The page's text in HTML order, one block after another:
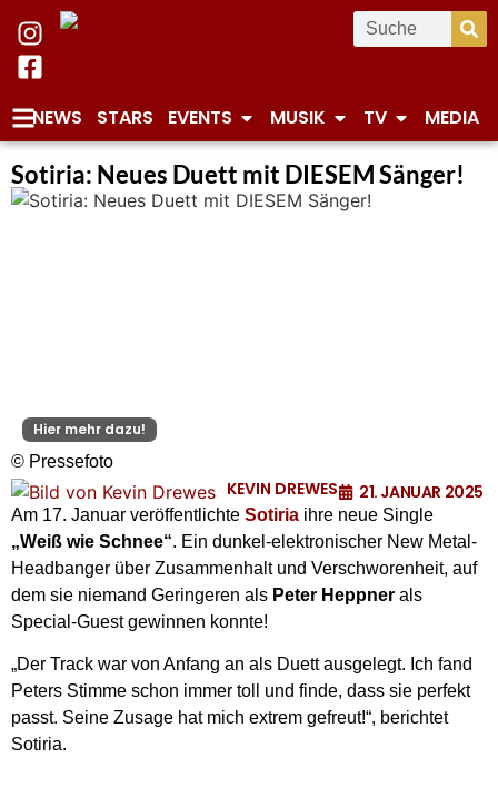
NEWS STARS EVENTS MUSIK TV MEDIA
Sotiria: Neues Duett mit DIESEM Sänger!
Hier mehr dazu!
© Pressefoto
KEVIN DREWES 21. JANUAR 2025
Am 17. Januar veröffentlichte Sotiria ihre neue Single
„Weiß wie Schnee“. Ein dunkel-elektronischer New Metal-
Headbanger über Zusammenhalt und Verschworenheit, auf
dem sie niemand Geringeren als Peter Heppner als
Special-Guest gewinnen konnte!
„Der Track war von Anfang an als Duett ausgelegt. Ich fand
Peters Stimme schon immer toll und finde, dass sie perfekt
passt. Seine Zusage hat mich extrem gefreut!“, berichtet
Sotiria.